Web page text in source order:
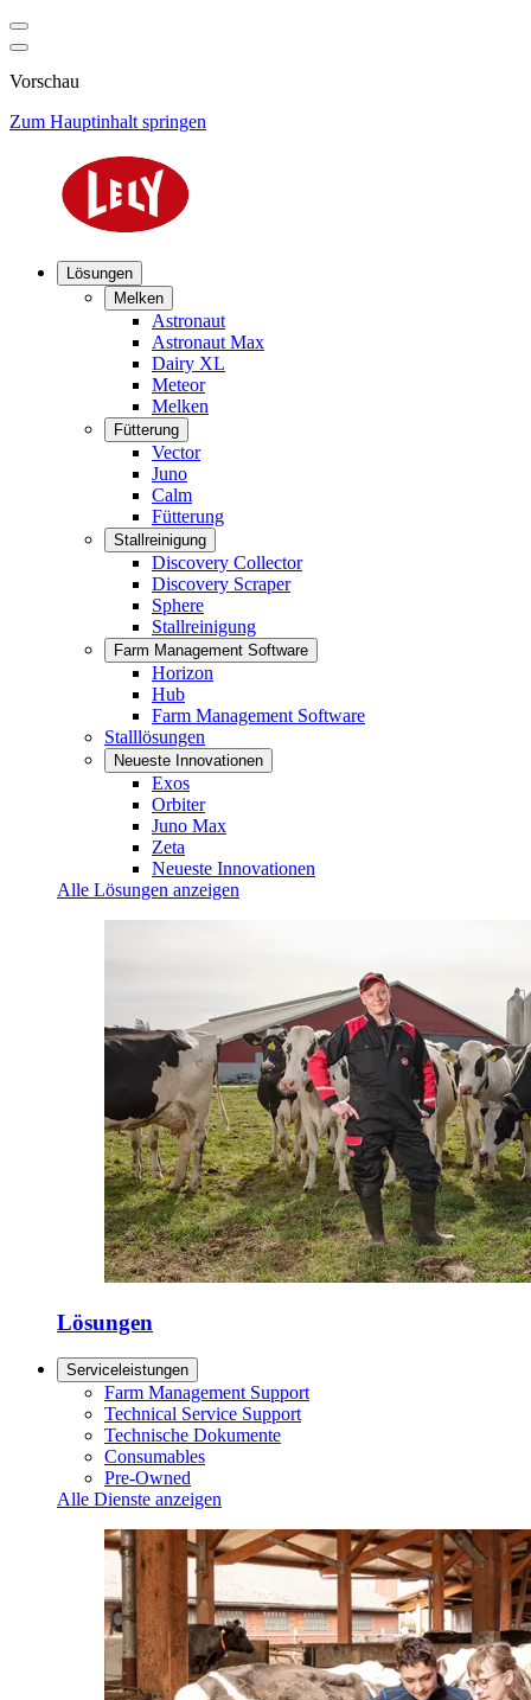
Vorschau
Zum Hauptinhalt springen
Lösungen
Melken
Astronaut
Astronaut Max
Dairy XL
Meteor
Melken
Fütterung
Vector
Juno
Calm
Fütterung
Stallreinigung
Discovery Collector
Discovery Scraper
Sphere
Stallreinigung
Farm Management Software
Horizon
Hub
Farm Management Software
Stalllösungen
Neueste Innovationen
Exos
Orbiter
Juno Max
Zeta
Neueste Innovationen
Alle Lösungen anzeigen
Lösungen
Serviceleistungen
Farm Management Support
Technical Service Support
Technische Dokumente
Consumables
Pre-Owned
Alle Dienste anzeigen